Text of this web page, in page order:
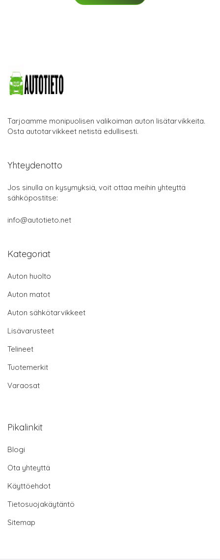
Tarjoamme monipuolisen valikoiman auton lisätarvikkeita.
Osta autotarvikkeet netistä edullisesti.
Yhteydenotto
Jos sinulla on kysymyksiä, voit ottaa meihin yhteyttä
sähköpostitse:
info@autotieto.net
Kategoriat
Auton huolto
Auton matot
Auton sähkötarvikkeet
Lisävarusteet
Telineet
Tuotemerkit
Varaosat
Pikalinkit
Blogi
Ota yhteyttä
Käyttöehdot
Tietosuojakäytäntö
Sitemap